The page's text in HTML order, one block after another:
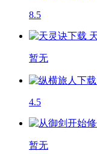
8.5
暂无
4.5
暂无